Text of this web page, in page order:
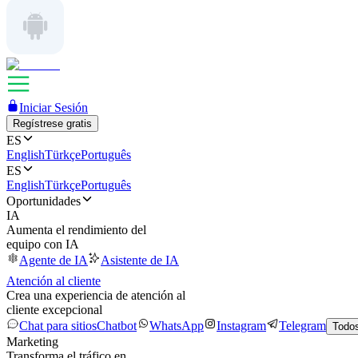
Iniciar Sesión
Regístrese gratis
ES
EnglishTürkçePortuguês
ES
EnglishTürkçePortuguês
Oportunidades
IA
Aumenta el rendimiento del
equipo con IA
Agente de IA
Asistente de IA
Atención al cliente
Crea una experiencia de atención al
cliente excepcional
Chat para sitiosChatbot WhatsApp Instagram Telegram
Marketing